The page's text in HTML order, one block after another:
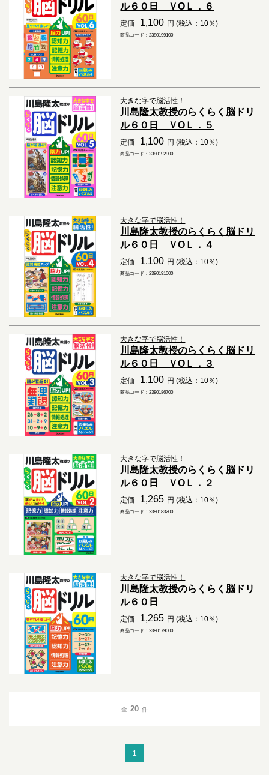
ル６０日 ＶОＬ．６
定価 1,100 円 (税込：10％)
商品コード：2380199100
大きな字で脳活性！
川島隆太教授のらくらく脳ドリ
ル６０日 ＶОＬ．５
定価 1,100 円 (税込：10％)
商品コード：2380192900
大きな字で脳活性！
川島隆太教授のらくらく脳ドリ
ル６０日 ＶОＬ．４
定価 1,100 円 (税込：10％)
商品コード：2380191000
大きな字で脳活性！
川島隆太教授のらくらく脳ドリ
ル６０日 ＶОＬ．３
定価 1,100 円 (税込：10％)
商品コード：2380186700
大きな字で脳活性！
川島隆太教授のらくらく脳ドリ
ル６０日 ＶОＬ．２
定価 1,265 円 (税込：10％)
商品コード：2380183200
大きな字で脳活性！
川島隆太教授のらくらく脳ドリ
ル６０日
定価 1,265 円 (税込：10％)
商品コード：2380179000
全 20 件
1